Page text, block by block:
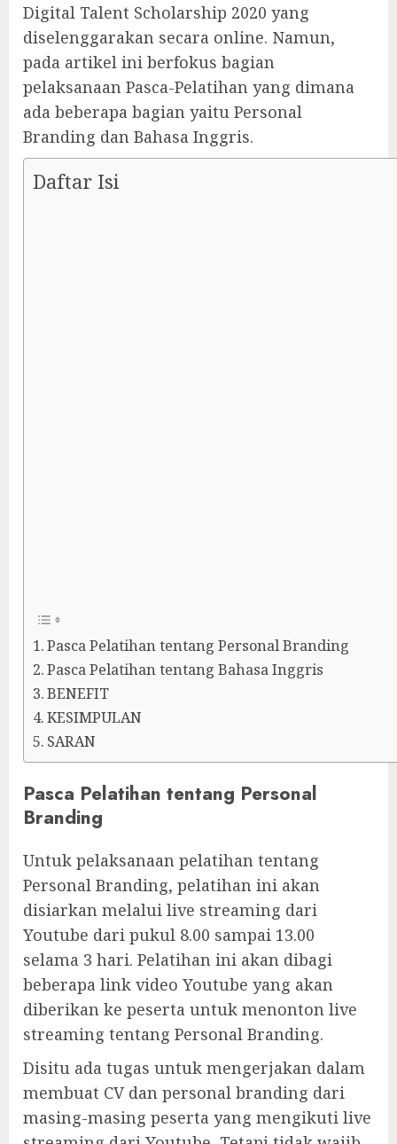
Digital Talent Scholarship 2020 yang
diselenggarakan secara online. Namun,
pada artikel ini berfokus bagian
pelaksanaan Pasca-Pelatihan yang dimana
ada beberapa bagian yaitu Personal
Branding dan Bahasa Inggris.
Daftar Isi
Pasca Pelatihan tentang Personal Branding
Pasca Pelatihan tentang Bahasa Inggris
BENEFIT
KESIMPULAN
SARAN
Pasca Pelatihan tentang Personal
Branding
Untuk pelaksanaan pelatihan tentang
Personal Branding, pelatihan ini akan
disiarkan melalui live streaming dari
Youtube dari pukul 8.00 sampai 13.00
selama 3 hari. Pelatihan ini akan dibagi
beberapa link video Youtube yang akan
diberikan ke peserta untuk menonton live
streaming tentang Personal Branding.
Disitu ada tugas untuk mengerjakan dalam
membuat CV dan personal branding dari
masing-masing peserta yang mengikuti live